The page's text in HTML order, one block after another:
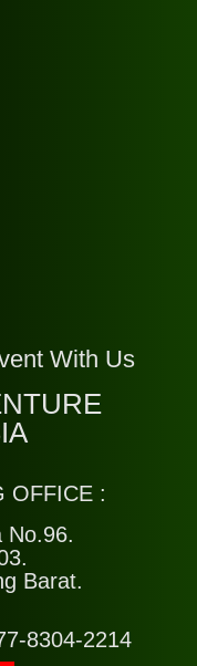
With Us
OFFICE :
No.96.
Barat.
8304-2214